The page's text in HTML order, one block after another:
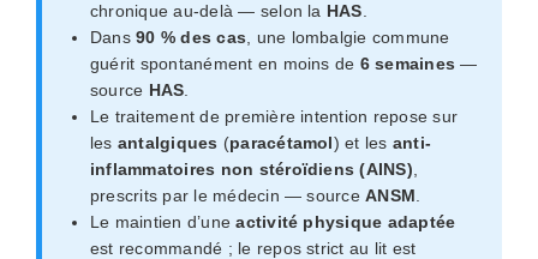
chronique au-delà — selon la HAS
Dans90 % des cas , une lombalgie commune
guérit spontanément en moins de 6 semaines —
source HAS
Le traitement de première intention repose sur
les antalgiques (paracétamol) et les anti-
inflammatoires non stéroïdiens (AINS)
prescrits par le médecin — sourceANSM
Le maintien d’uneactivité physique adaptée
est recommandé ; le repos strict au lit est